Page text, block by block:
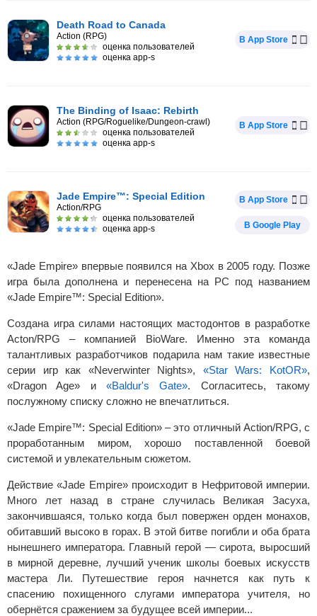
Death Road to Canada
Action (RPG)
оценка пользователей
оценка app-s
В App Store
The Binding of Isaac: Rebirth
Action (RPG/Roguelike/Dungeon-crawl)
оценка пользователей
оценка app-s
В App Store
Jade Empire™: Special Edition
Action/RPG
оценка пользователей
оценка app-s
В App Store
В Google Play
«Jade Empire» впервые появился на Xbox в 2005 году. Позже
игра была дополнена и перенесена на PC под названием
«Jade Empire™: Special Edition».
Создана игра силами настоящих мастодонтов в разработке
Acton/RPG – компанией BioWare. Именно эта команда
талантливых разработчиков подарила нам такие известные
серии игр как «Neverwinter Nights», «Star Wars: KotOR»,
«Dragon Age» и «Baldur's Gate». Согласитесь, такому
послужному списку сложно не впечатлиться.
«Jade Empire™: Special Edition» – это отличный Action/RPG, с
проработанным миром, хорошо поставленной боевой
системой и увлекательным сюжетом.
Действие «Jade Empire» происходит в Нефритовой империи.
Много лет назад в стране случилась Великая Засуха,
закончившаяся, только когда был повержен орден монахов,
обитавший высоко в горах. В этой битве погибли и оба брата
нынешнего императора. Главный герой — сирота, выросший
в мирной деревне, лучший ученик школы боевых искусств
мастера Ли. Путешествие героя начнется как путь к
спасению похищенного слугами императора учителя, но
обернётся сражением за будущее всей империи...